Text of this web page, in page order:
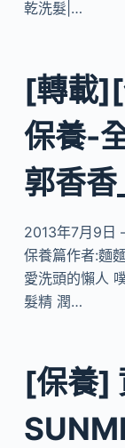
乾洗髮|…
[轉載
保養-
郭香
2013年7月9日
保養篇作者:麵
愛洗頭的懶人
髮精 潤…
[保養]